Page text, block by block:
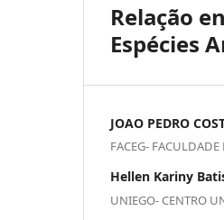
Relação
Espécies
JOAO PEDRO
FACEG-
Hellen Kariny
UNIEGO- CENTRO